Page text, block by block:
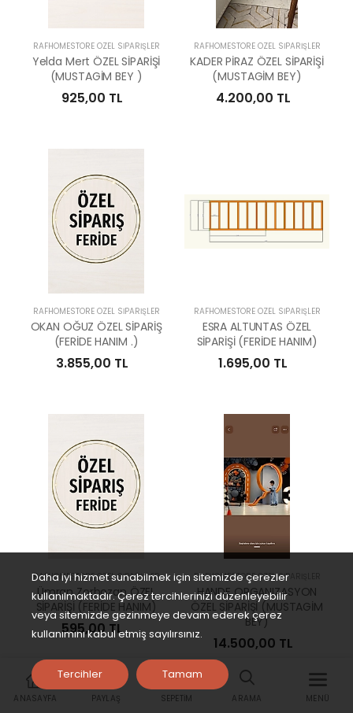
RAFHOMESTORE ÖZEL SİPARİŞLER
Yelda Mert ÖZEL SİPARİŞİ
(MUSTAGİM BEY )
925,00 TL
RAFHOMESTORE ÖZEL SİPARİŞLER
KADER PİRAZ ÖZEL SİPARİŞİ
(MUSTAGİM BEY)
4.200,00 TL
RAFHOMESTORE ÖZEL SİPARİŞLER
OKAN OĞUZ ÖZEL SİPARİŞ
(FERİDE HANIM .)
3.855,00 TL
RAFHOMESTORE ÖZEL SİPARİŞLER
ESRA ALTUNTAS ÖZEL
SİPARİŞİ (FERİDE HANIM)
1.695,00 TL
RAFHOMESTORE ÖZEL SİPARİŞLER
Ümran Zorbozan ÖZEL
SİPARİŞİ (FERİDE HANIM)
595,00 TL
RAFHOMESTORE ÖZEL SİPARİŞLER
HANDE ORGANIZASYON
ÖZEL SİPARİŞİ (MUSTAGİM
BEY)
14.500,00 TL
ANASAYFA PAYLAŞ SEPETIM ARAMA MENÜ
Daha iyi hizmet sunabilmek için sitemizde çerezler
kullanılmaktadır. Çerez tercihlerinizi düzenleyebilir
veya sitemizde gezinmeye devam ederek çerez
kullanımını kabul etmiş sayılırsınız.
Tercihler Tamam